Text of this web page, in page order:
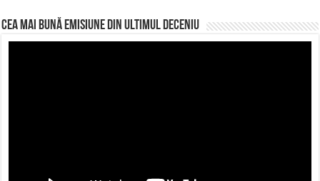
CEA MAI BUNĂ EMISIUNE DIN ULTIMUL DECENIU